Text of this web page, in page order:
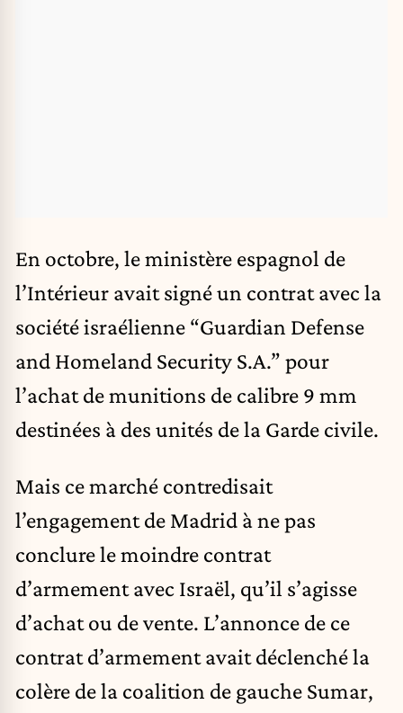
En octobre, le ministère espagnol de
l’Intérieur avait signé un contrat avec la
société israélienne “Guardian Defense
and Homeland Security S.A.” pour
l’achat de munitions de calibre 9 mm
destinées à des unités de la Garde civile.
Mais ce marché contredisait
l’engagement de Madrid à ne pas
conclure le moindre contrat
d’armement avec Israël, qu’il s’agisse
d’achat ou de vente. L’annonce de ce
contrat d’armement avait déclenché la
colère de la coalition de gauche Sumar,